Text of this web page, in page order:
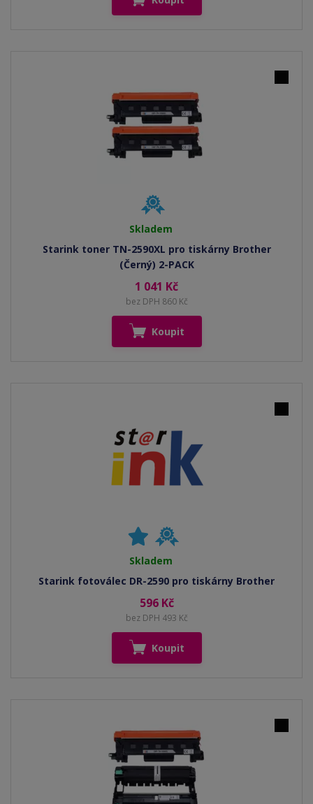
Skladem
Starink toner TN-2590XL pro tiskárny Brother
(Černý) 2-PACK
1 041 Kč
bez DPH 860 Kč
Koupit
Skladem
Starink fotoválec DR-2590 pro tiskárny Brother
596 Kč
bez DPH 493 Kč
Koupit